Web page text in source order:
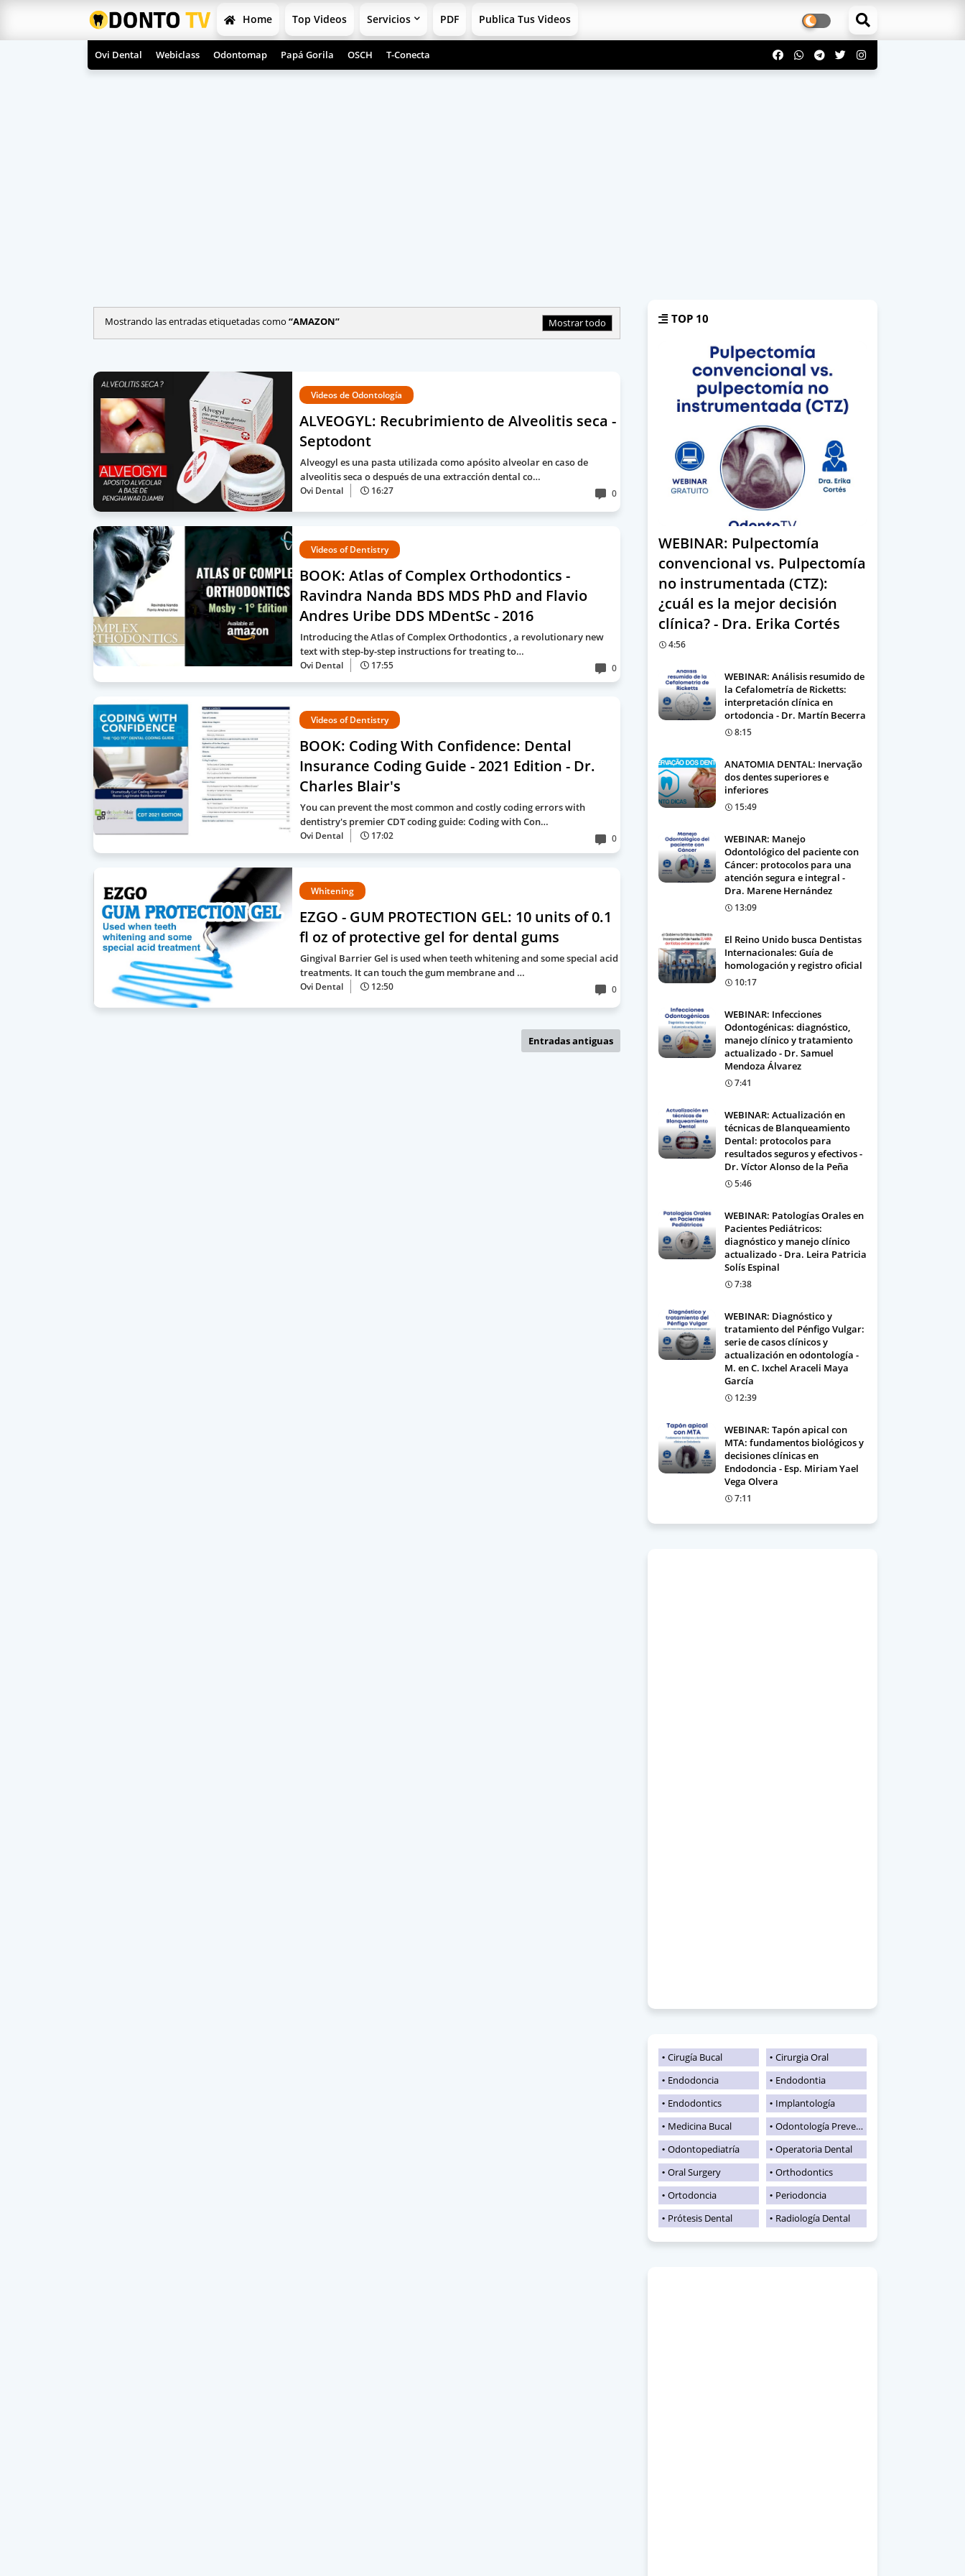
Home Top Videos Servicios PDF Publica Tus Videos
Ovi Dental Webiclass Odontomap Papá Gorila OSCH T-Conecta
Mostrando las entradas etiquetadas como AMAZON Mostrar todo
Videos de Odontología
ALVEOGYL: Recubrimiento de Alveolitis seca -
Septodont
Alveogyl es una pasta utilizada como apósito alveolar en caso de
alveolitis seca o después de una extracción dental co…
Ovi Dental 16:27 0
Videos of Dentistry
BOOK: Atlas of Complex Orthodontics -
Ravindra Nanda BDS MDS PhD and Flavio
Andres Uribe DDS MDentSc - 2016
Introducing the Atlas of Complex Orthodontics , a revolutionary new
text with step-by-step instructions for treating to…
Ovi Dental 17:55 0
Videos of Dentistry
BOOK: Coding With Confidence: Dental
Insurance Coding Guide - 2021 Edition - Dr.
Charles Blair's
You can prevent the most common and costly coding errors with
dentistry's premier CDT coding guide: Coding with Con…
Ovi Dental 17:02 0
Whitening
EZGO - GUM PROTECTION GEL: 10 units of 0.1
fl oz of protective gel for dental gums
Gingival Barrier Gel is used when teeth whitening and some special acid
treatments. It can touch the gum membrane and …
Ovi Dental 12:50 0
Entradas antiguas
TOP 10
WEBINAR: Pulpectomía
convencional vs. Pulpectomía
no instrumentada (CTZ):
¿cuál es la mejor decisión
clínica? - Dra. Erika Cortés
4:56
WEBINAR: Análisis resumido de
la Cefalometría de Ricketts:
interpretación clínica en
ortodoncia - Dr. Martín Becerra
8:15
ANATOMIA DENTAL: Inervação
dos dentes superiores e
inferiores
15:49
WEBINAR: Manejo
Odontológico del paciente con
Cáncer: protocolos para una
atención segura e integral -
Dra. Marene Hernández
13:09
El Reino Unido busca Dentistas
Internacionales: Guía de
homologación y registro oficial
10:17
WEBINAR: Infecciones
Odontogénicas: diagnóstico,
manejo clínico y tratamiento
actualizado - Dr. Samuel
Mendoza Álvarez
7:41
WEBINAR: Actualización en
técnicas de Blanqueamiento
Dental: protocolos para
resultados seguros y efectivos -
Dr. Víctor Alonso de la Peña
5:46
WEBINAR: Patologías Orales en
Pacientes Pediátricos:
diagnóstico y manejo clínico
actualizado - Dra. Leira Patricia
Solís Espinal
7:38
WEBINAR: Diagnóstico y
tratamiento del Pénfigo Vulgar:
serie de casos clínicos y
actualización en odontología -
M. en C. Ixchel Araceli Maya
García
12:39
WEBINAR: Tapón apical con
MTA: fundamentos biológicos y
decisiones clínicas en
Endodoncia - Esp. Miriam Yael
Vega Olvera
7:11
Cirugía Bucal
Cirurgia Oral
Endodoncia
Endodontia
Endodontics
Implantología
Medicina Bucal
Odontología Preventiva
Odontopediatría
Operatoria Dental
Oral Surgery
Orthodontics
Ortodoncia
Periodoncia
Prótesis Dental
Radiología Dental